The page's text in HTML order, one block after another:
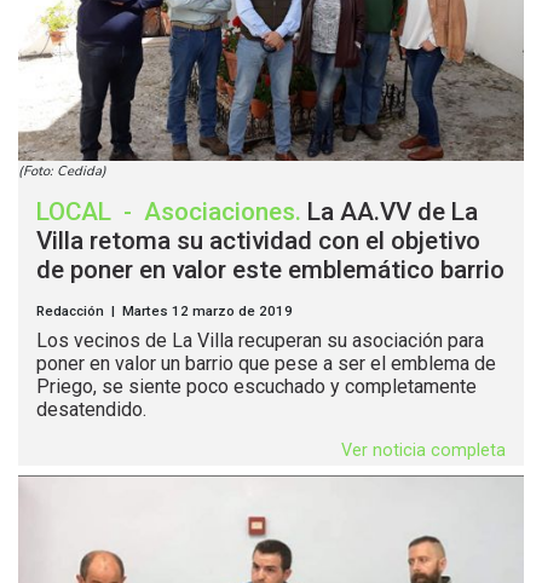
(Foto: Cedida)
LOCAL - Asociaciones. La AA.VV de La
Villa retoma su actividad con el objetivo
de poner en valor este emblemático barrio
Redacción | Martes 12 marzo de 2019
Los vecinos de La Villa recuperan su asociación para
poner en valor un barrio que pese a ser el emblema de
Priego, se siente poco escuchado y completamente
desatendido.
Ver noticia completa